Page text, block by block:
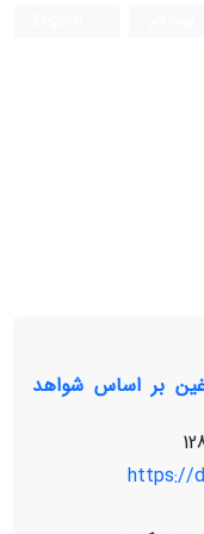
بر اساس شواهد
https://